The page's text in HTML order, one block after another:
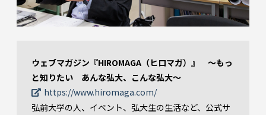
ウェブマガジン『HIROMAGA（ヒロマガ）』 ～もっ
と知りたい あんな弘大、こんな弘大～
https://www.hiromaga.com/
弘前大学の人、イベント、弘大生の生活など、公式サ